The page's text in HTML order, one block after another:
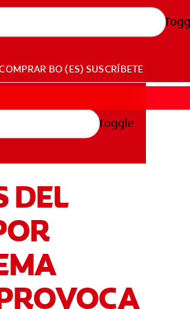
BO (ES) SUSCRÍBETE
Toggle
DEL